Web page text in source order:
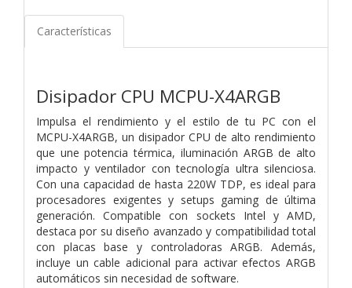
Características
Disipador CPU MCPU-X4ARGB
Impulsa el rendimiento y el estilo de tu PC con el
MCPU-X4ARGB, un disipador CPU de alto rendimiento
que une potencia térmica, iluminación ARGB de alto
impacto y ventilador con tecnología ultra silenciosa.
Con una capacidad de hasta 220W TDP, es ideal para
procesadores exigentes y setups gaming de última
generación. Compatible con sockets Intel y AMD,
destaca por su diseño avanzado y compatibilidad total
con placas base y controladoras ARGB. Además,
incluye un cable adicional para activar efectos ARGB
automáticos sin necesidad de software.